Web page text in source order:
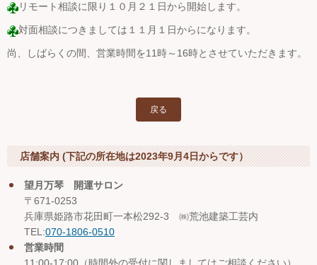
リモート相談に限り１０月２１日から開始します。
対面相談につきましては１１月１日からになります。
尚、しばらくの間、営業時間を11時～16時とさせていただきます。
戻る
店舗案内 (下記の所在地は2023年9月4日からです）
望月万琴 開運サロン
〒671-0253
兵庫県姫路市花田町一本松292-3 ㈱荒池建築工芸内
TEL:070-1806-0510
営業時間